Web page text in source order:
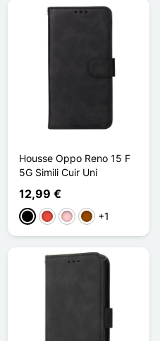
Housse Oppo Reno 15 F
5G Simili Cuir Uni
12,99 €
PretoVermelho
RosaCastanho
+1